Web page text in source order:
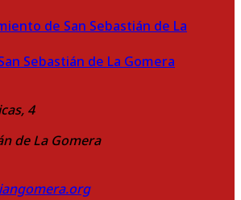
Sebastián de La Gomera
4
de La Gomera